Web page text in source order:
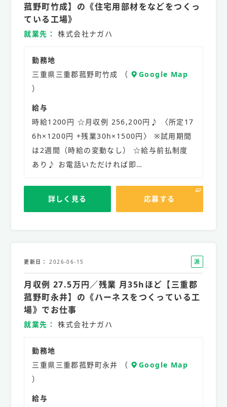
員
菰野町竹成】の《住宅用部材をなどをつくっ
ている工場》
就業先 株式会社ナガハ
勤務地
三重県三重郡菰野町竹成 （
Google Map
）
給与
時給1200円 ☆月収例 256,200円♪ 〈所定17
6h×1200円 +残業30h×1500円〉 ※試用期間
は2週間（時給の変動なし） ☆給与前払制度
あり♪ お電話いただければ即…
詳しく見る 応募する
更新日 2026-06-15
派
遣
社
員
月収例 27.5万円／残業 月35hほど【三重郡
菰野町永井】の《ハーネスをつくっている工
場》でお仕事
就業先 株式会社ナガハ
勤務地
三重県三重郡菰野町永井 （
Google Map
）
給与